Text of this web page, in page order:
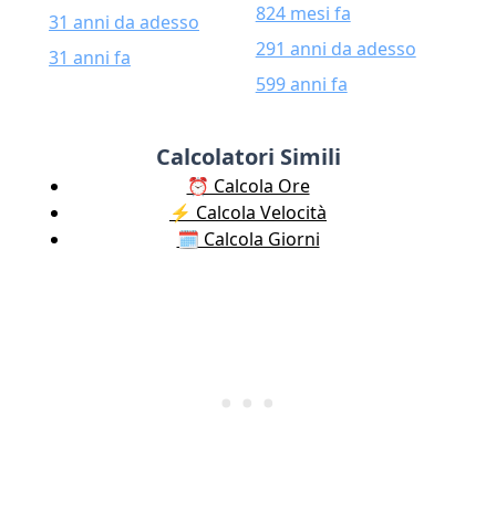
31 anni da adesso
31 anni fa
824 mesi fa
291 anni da adesso
599 anni fa
Calcolatori Simili
⏰ Calcola Ore
⚡️ Calcola Velocità
🗓️ Calcola Giorni